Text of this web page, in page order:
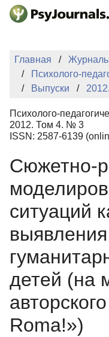
Перейти к основному
Регистрация
Главная
Психолого-
Выпуски
Психолого-
2012. Том 4. № 3
ISSN: 2587-6139
Сюжетно-
ситуаций
детей (на
Roma!»)